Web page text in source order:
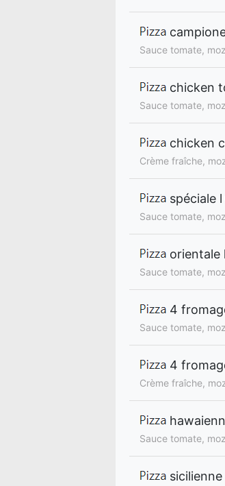
Sauce tomate,
chicken
Sauce tomate,
chicken
Crème fraîche,
spéciale l
Sauce tomate,
orientale l
Sauce tomate,
4
Sauce tomate,
4
Crème fraîche,
Sauce tomate,
sicilienne